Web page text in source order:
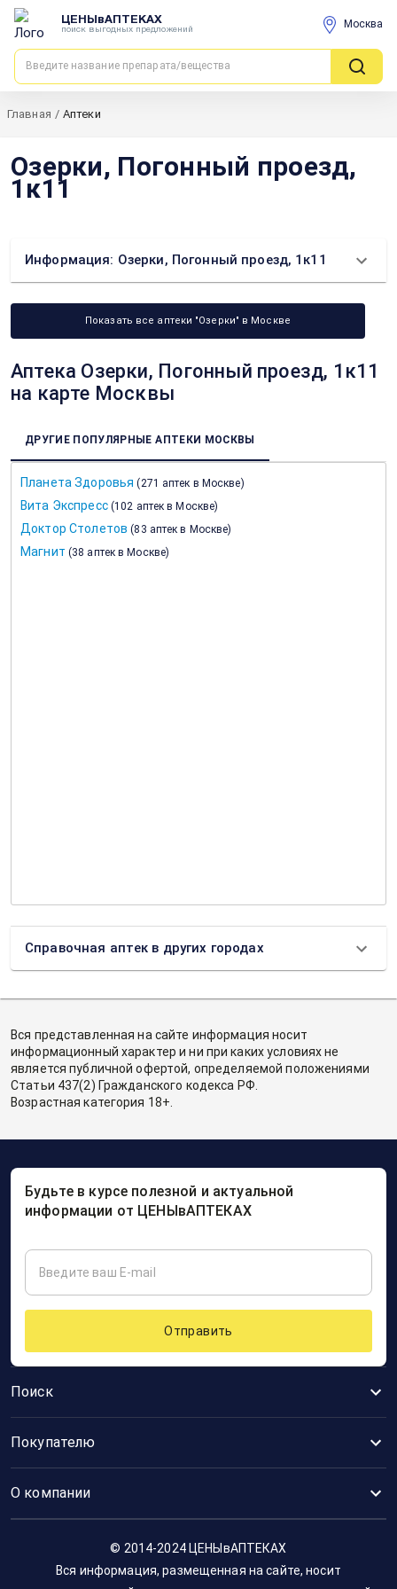
ЦЕНЫвАПТЕКАХ
поиск выгодных предложений Москва
Главная / Аптеки
Озерки, Погонный проезд,
1к11
Информация: Озерки, Погонный проезд, 1к11
Показать все аптеки "Озерки" в Москве
Аптека Озерки, Погонный проезд, 1к11
на карте Москвы
ДРУГИЕ ПОПУЛЯРНЫЕ АПТЕКИ МОСКВЫ
Планета Здоровья (271 аптек в Москве)
Вита Экспресс (102 аптек в Москве)
Доктор Столетов (83 аптек в Москве)
Магнит (38 аптек в Москве)
Справочная аптек в других городах
Вся представленная на сайте информация носит
информационный характер и ни при каких условиях не
является публичной офертой, определяемой положениями
Статьи 437(2) Гражданского кодекса РФ.
Возрастная категория 18+.
Поиск
Покупателю
О компании
Будьте в курсе полезной и актуальной
информации от ЦЕНЫвАПТЕКАХ
Отправить
© 2014-2024 ЦЕНЫвАПТЕКАХ
Вся информация, размещенная на сайте, носит